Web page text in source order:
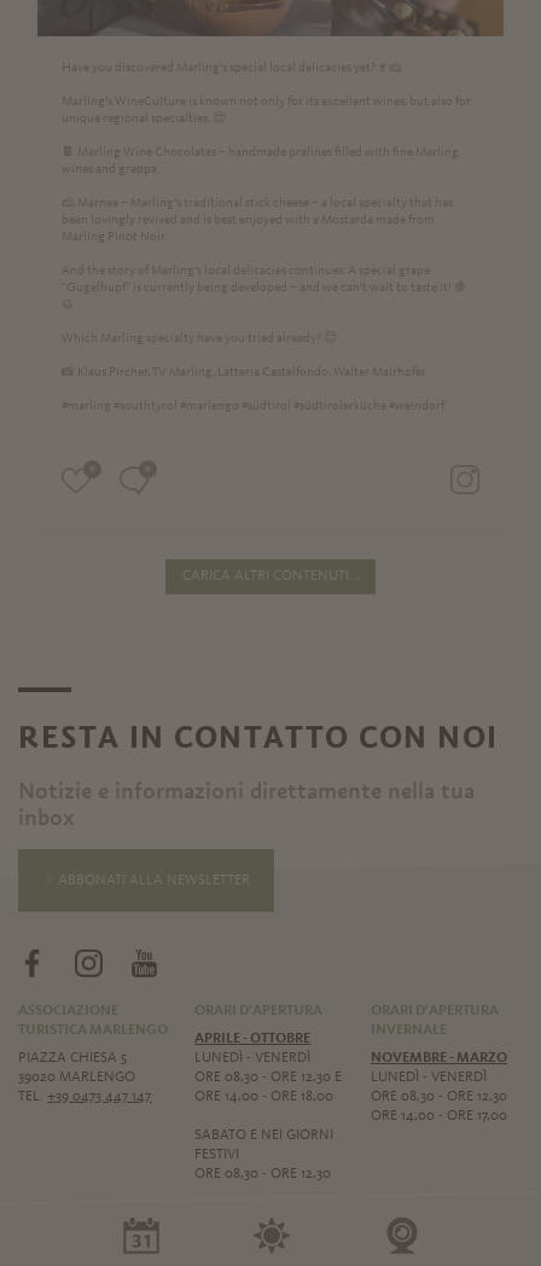
Have you discovered Marling’s special local delicacies yet?🍷🧀
Marling’s WineCulture is known not only for its excellent wines, but also for
unique regional specialties. 😍
🍫 Marling Wine Chocolates – handmade pralines filled with fine Marling
wines and grappa.
🧀 Marnea – Marling’s traditional stick cheese – a local specialty that has
been lovingly revived and is best enjoyed with a Mostarda made from
Marling Pinot Noir.
And the story of Marling’s local delicacies continues: A special grape
"Gugelhupf" is currently being developed – and we can’t wait to taste it! 🍇
Which Marling specialty have you tried already? 😊
📸 Klaus Pircher, TV Marling, Latteria Castelfondo, Walter Mairhofer
#marling #southtyrol #marlengo #südtirol #südtirolerküche #weindorf
CARICA ALTRI CONTENUTI...
RESTA IN CONTATTO CON NOI
Notizie e informazioni direttamente nella tua
inbox
ABBONATI ALLA NEWSLETTER
ASSOCIAZIONE
TURISTICA MARLENGO
PIAZZA CHIESA 5
39020 MARLENGO
TEL.+39 0473 447 147
ORARI D'APERTURA
APRILE - OTTOBRE
LUNEDÌ - VENERDÌ
ORE 08,30 - ORE 12,30 E
ORE 14,00 - ORE 18,00
SABATO E NEI GIORNI
FESTIVI
ORE 08,30 - ORE 12,30
ORARI D'APERTURA
INVERNALE
NOVEMBRE - MARZO
LUNEDÌ - VENERDÌ
ORE 08,30 - ORE 12,30
ORE 14,00 - ORE 17,00